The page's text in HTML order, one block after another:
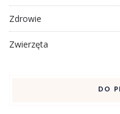
Zdrowie
Zwierzęta
DO